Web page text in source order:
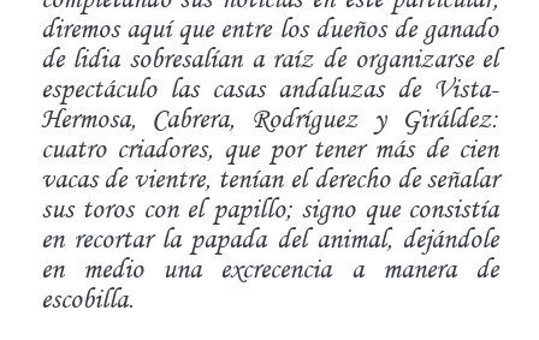
diremos aquí que entre los dueños de ganado
de lidia sobresalían a raíz de organizarse el
espectáculo las casas andaluzas de Vista-
Hermosa, Cabrera, Rodríguez y Giráldez:
cuatro criadores, que por tener más de cien
vacas de vientre, tenían el derecho de señalar
sus toros con elpapillo; signo que consistía
en recortar la papada del animal, dejándole
en medio una excrecencia a manera de
escobilla.